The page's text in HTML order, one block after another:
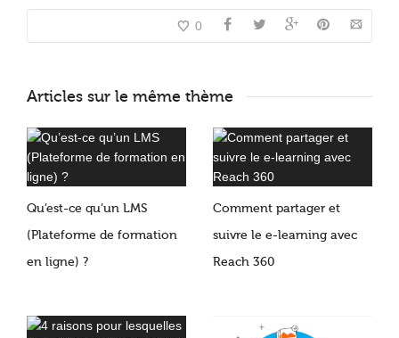
0
Articles sur le même thème
Qu’est-ce qu’un LMS
(Plateforme de formation
en ligne) ?
Comment partager et
suivre le e-learning avec
Reach 360